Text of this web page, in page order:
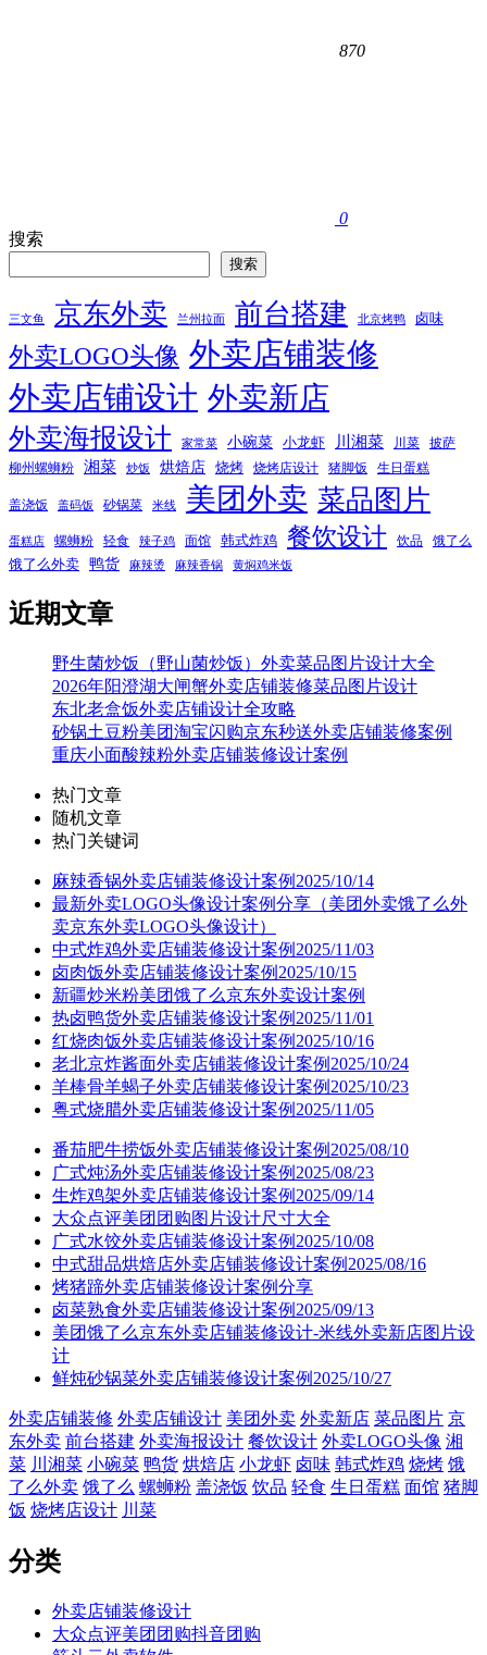
870
0
搜索
搜索
三文鱼 京东外卖 兰州拉面 前台搭建 北京烤鸭 卤味
外卖LOGO头像 外卖店铺装修
外卖店铺设计 外卖新店
外卖海报设计 家常菜 小碗菜 小龙虾 川湘菜 川菜
披萨
柳州螺蛳粉
湘菜 炒饭 烘焙店 烧烤 烧烤店设计 猪脚饭 生日蛋糕
盖浇饭 盖码饭 砂锅菜 米线 美团外卖 菜品图片
蛋糕店 螺蛳粉 轻食 辣子鸡 面馆 韩式炸鸡 餐饮设计 饮品 饿了么
饿了么外卖 鸭货 麻辣烫 麻辣香锅 黄焖鸡米饭
近期文章
野生菌炒饭（野山菌炒饭）外卖菜品图片设计大全
2026年阳澄湖大闸蟹外卖店铺装修菜品图片设计
东北老盒饭外卖店铺设计全攻略
砂锅土豆粉美团淘宝闪购京东秒送外卖店铺装修案例
重庆小面酸辣粉外卖店铺装修设计案例
热门文章
随机文章
热门关键词
麻辣香锅外卖店铺装修设计案例2025/10/14
最新外卖LOGO头像设计案例分享（美团外卖饿了么外
卖京东外卖LOGO头像设计）
中式炸鸡外卖店铺装修设计案例2025/11/03
卤肉饭外卖店铺装修设计案例2025/10/15
新疆炒米粉美团饿了么京东外卖设计案例
热卤鸭货外卖店铺装修设计案例2025/11/01
红烧肉饭外卖店铺装修设计案例2025/10/16
老北京炸酱面外卖店铺装修设计案例2025/10/24
羊棒骨羊蝎子外卖店铺装修设计案例2025/10/23
粤式烧腊外卖店铺装修设计案例2025/11/05
番茄肥牛捞饭外卖店铺装修设计案例2025/08/10
广式炖汤外卖店铺装修设计案例2025/08/23
生炸鸡架外卖店铺装修设计案例2025/09/14
大众点评美团团购图片设计尺寸大全
广式水饺外卖店铺装修设计案例2025/10/08
中式甜品烘焙店外卖店铺装修设计案例2025/08/16
烤猪蹄外卖店铺装修设计案例分享
卤菜熟食外卖店铺装修设计案例2025/09/13
美团饿了么京东外卖店铺装修设计-米线外卖新店图片设
计
鲜炖砂锅菜外卖店铺装修设计案例2025/10/27
外卖店铺装修 外卖店铺设计 美团外卖 外卖新店 菜品图片 京
东外卖 前台搭建 外卖海报设计 餐饮设计 外卖LOGO头像 湘
菜 川湘菜 小碗菜 鸭货 烘焙店 小龙虾 卤味 韩式炸鸡 烧烤 饿
了么外卖 饿了么 螺蛳粉 盖浇饭 饮品 轻食 生日蛋糕 面馆 猪脚
饭 烧烤店设计 川菜
分类
外卖店铺装修设计
大众点评美团团购抖音团购